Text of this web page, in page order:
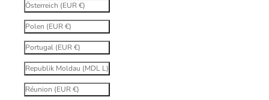
Österreich (EUR €)
Polen (EUR €)
Portugal (EUR €)
Republik Moldau (MDL L)
Réunion (EUR €)